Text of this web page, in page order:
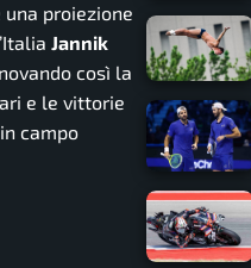
proiezione
Jannik
così la
e le vittorie
campo